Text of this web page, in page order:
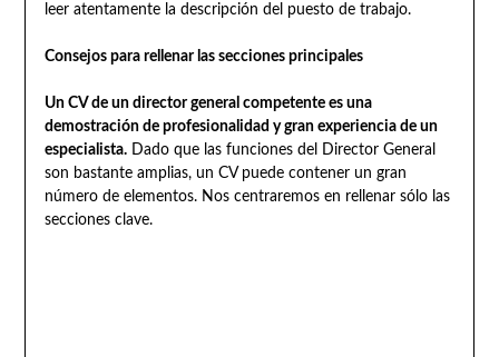
leer atentamente la descripción del puesto de trabajo.
Consejos para rellenar las secciones principales
Un CV de un director general competente es una
demostración de profesionalidad y gran experiencia de un
especialista.Dado que las funciones del Director General
son bastante amplias, un CV puede contener un gran
número de elementos. Nos centraremos en rellenar sólo las
secciones clave.